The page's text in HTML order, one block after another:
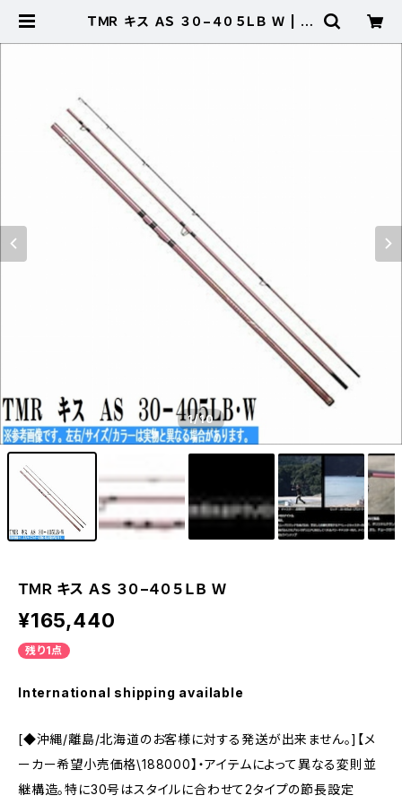
ＴＭＲ キス ＡＳ ３０−４０５ＬＢ Ｗ | 東
1/10
ＴＭＲ キス ＡＳ ３０−４０５ＬＢ Ｗ
¥165,440
残り1点
International shipping available
[◆沖縄/離島/北海道のお客様に対する発送が出来ません。]【メ
ーカー希望小売価格\188000】・アイテムによって異なる変則並
継構造。特に30号はスタイルに合わせて2タイプの節長設定